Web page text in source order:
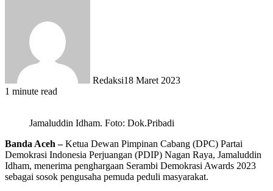
Redaksi18 Maret 2023
1 minute read
Jamaluddin Idham. Foto: Dok.Pribadi
Banda Aceh –Ketua Dewan Pimpinan Cabang (DPC) Partai
Demokrasi Indonesia Perjuangan (PDIP) Nagan Raya, Jamaluddin
Idham, menerima penghargaan Serambi Demokrasi Awards 2023
sebagai sosok pengusaha pemuda peduli masyarakat.